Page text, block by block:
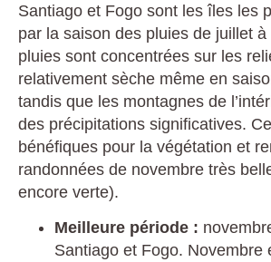
Santiago et Fogo sont les îles les
par la saison des pluies de juillet
pluies sont concentrées sur les
relativement sèche même en
tandis que les montagnes de
des précipitations significatives.
bénéfiques pour la végétation et
randonnées de novembre très
encore verte).
Meilleure période :
Santiago et Fogo. Novembre